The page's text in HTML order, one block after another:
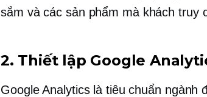
sắm và các sản phẩm mà khách truy
2. Thiết lập Google
Google Analytics là tiêu chuẩn ngành